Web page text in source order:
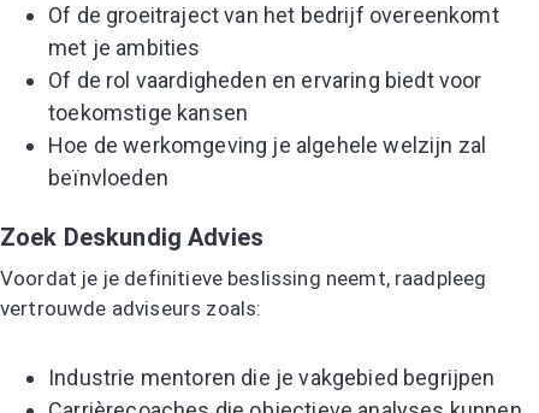
Of de groeitraject van het bedrijf overeenkomt
met je ambities
Of de rol vaardigheden en ervaring biedt voor
toekomstige kansen
Hoe de werkomgeving je algehele welzijn zal
beïnvloeden
Zoek Deskundig Advies
Voordat je je definitieve beslissing neemt, raadpleeg
vertrouwde adviseurs zoals:
Industrie mentoren die je vakgebied begrijpen